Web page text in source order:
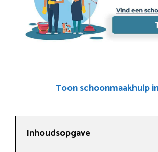
Toon schoonmaakhulp
Inhoudsopgave